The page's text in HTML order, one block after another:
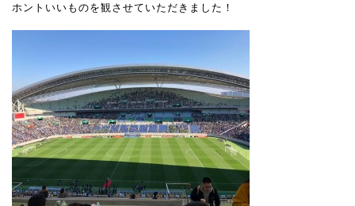
ホントいいものを観させていただきました！